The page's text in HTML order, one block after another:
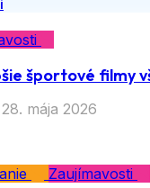
športové filmy
28. mája 2026
Zaujímavosti